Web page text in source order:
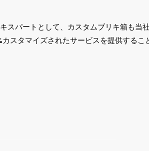
スパートとして、カスタムブリキ箱も
スタマイズされたサービスを提供する